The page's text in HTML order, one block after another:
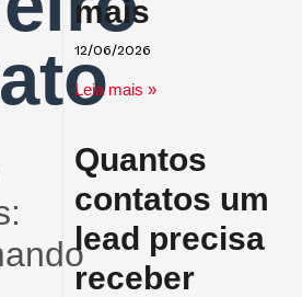
mais
12/06/2026
Leia mais »
Quantos
contatos um
lead precisa
receber